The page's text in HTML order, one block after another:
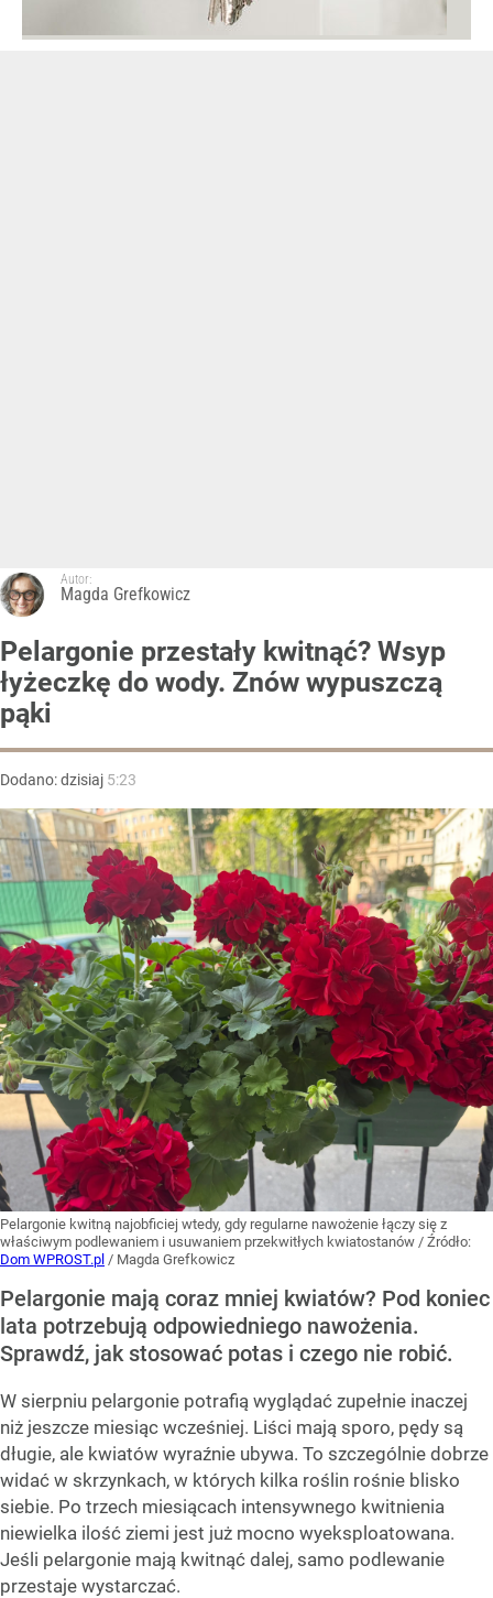
Autor:
Magda Grefkowicz
Pelargonie przestały kwitnąć? Wsyp
łyżeczkę do wody. Znów wypuszczą
pąki
Dodano:dzisiaj 5:23
Pelargonie kwitną najobficiej wtedy, gdy regularne nawożenie łączy się z
właściwym podlewaniem i usuwaniem przekwitłych kwiatostanów / Źródło:
Dom WPROST.pl / Magda Grefkowicz
Pelargonie mają coraz mniej kwiatów? Pod koniec
lata potrzebują odpowiedniego nawożenia.
Sprawdź, jak stosować potas i czego nie robić.
W sierpniu pelargonie potrafią wyglądać zupełnie inaczej
niż jeszcze miesiąc wcześniej. Liści mają sporo, pędy są
długie, ale kwiatów wyraźnie ubywa. To szczególnie dobrze
widać w skrzynkach, w których kilka roślin rośnie blisko
siebie. Po trzech miesiącach intensywnego kwitnienia
niewielka ilość ziemi jest już mocno wyeksploatowana.
Jeśli pelargonie mają kwitnąć dalej, samo podlewanie
przestaje wystarczać.